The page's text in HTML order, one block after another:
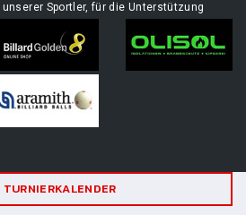
Sportler, für die Unterstützung